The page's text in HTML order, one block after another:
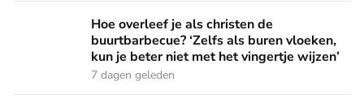
Hoe overleef je als christen de buurtbarbecue? ‘Zelfs als
Hoe overleef je als christen de
buurtbarbecue? ‘Zelfs als buren vloeken,
kun je beter niet met het vingertje wijzen’
7 dagen geleden